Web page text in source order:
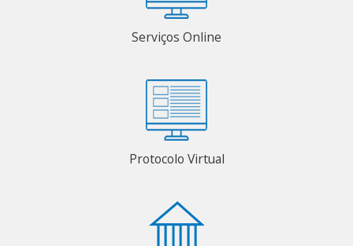
Serviços Online
Protocolo Virtual